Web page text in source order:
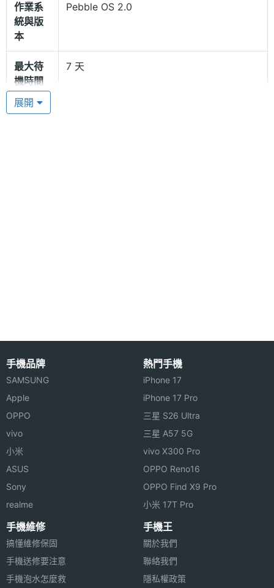
顯示器，在明亮光線下還算能清楚閱讀，電池壽命也
長。支援 micro USB 充電 / 藍牙，還有一款所謂的
「拉麵定時器」應用程式，顧名思議，這款程式就是
要告訴用戶煮拉麵需要花多長的時間。
Pebble OS 2.0 作業系統
◎ 1.26 吋的黑白電子紙顯示螢幕
◎ micro USB 充電 / 藍牙
◎ Corning Gorilla Glass（防刮強化玻璃）
◎ 待機時間為 7 天
Pebble Steel 智慧手錶不在台灣上
市，以上規格僅供參考，手機王隨
時補充最新資料。
※本文為 SOGI 手機王版權所有，未經授權不得轉載使用※
作業系
統與版
本
Pebble OS 2.0
最大待
機時間
7 天
連接與應用
度
機身厚
度
量
機身顏
色
裝置分
類
展開
手機品牌
SAMSUNG
Apple
OPPO
vivo
小米
ASUS
Sony
realme
熱門手機
iPhone 17
iPhone 17 Pro
三星 S26 Ultra
三星 A57 5G
vivo X300 Pro
OPPO Reno16
OPPO Find X9 Pro
小米 17T Pro
手機維修
搞懂維修保固
手機送修要注意
手機泡水怎麼救
手機王
關於我們
聯絡我們
隱私權政策